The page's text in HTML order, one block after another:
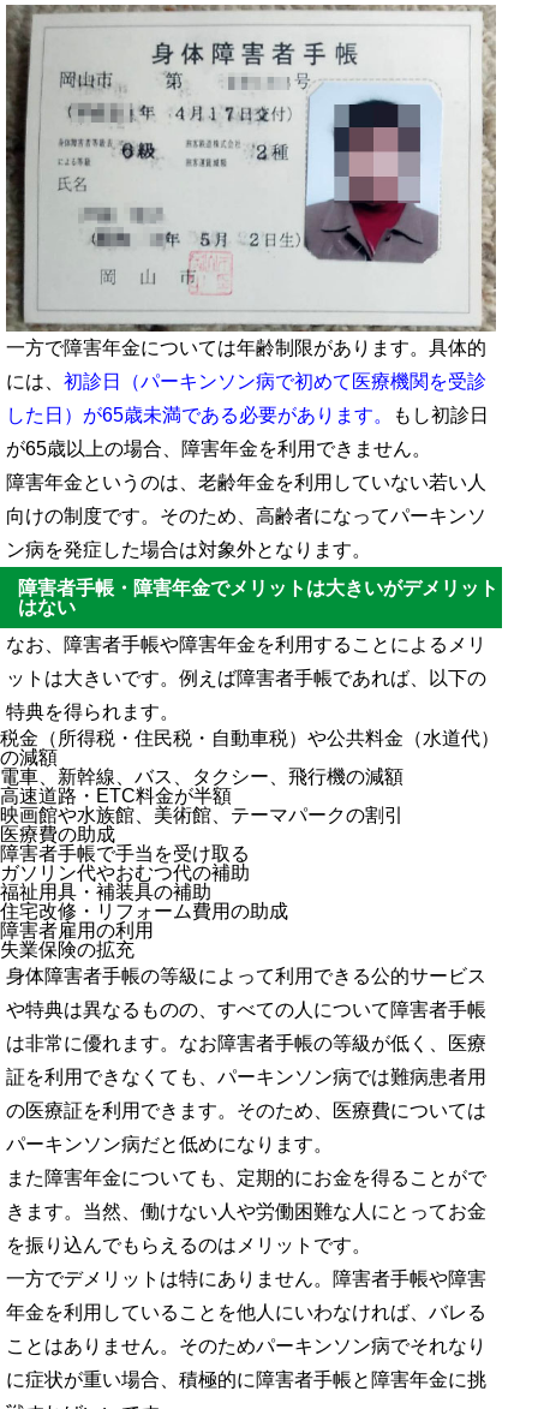
一方で障害年金については年齢制限があります。具体的
には、 初診日（パーキンソン病で初めて医療機関を受診
した日）が65歳未満である必要があります。
もし初診日
が65歳以上の場合、障害年金を利用できません。
障害年金というのは、老齢年金を利用していない若い人
向けの制度です。そのため、高齢者になってパーキンソ
ン病を発症した場合は対象外となります。
障害者手帳・障害年金でメリットは大きいがデメリット
はない
なお、障害者手帳や障害年金を利用することによるメリ
ットは大きいです。例えば障害者手帳であれば、以下の
特典を得られます。
税金（所得税・住民税・自動車税）や公共料金（水道代）
の減額
電車、新幹線、バス、タクシー、飛行機の減額
高速道路・ETC料金が半額
映画館や水族館、美術館、テーマパークの割引
医療費の助成
障害者手帳で手当を受け取る
ガソリン代やおむつ代の補助
福祉用具・補装具の補助
住宅改修・リフォーム費用の助成
障害者雇用の利用
失業保険の拡充
身体障害者手帳の等級によって利用できる公的サービス
や特典は異なるものの、すべての人について障害者手帳
は非常に優れます。なお障害者手帳の等級が低く、医療
証を利用できなくても、パーキンソン病では難病患者用
の医療証を利用できます。そのため、医療費については
パーキンソン病だと低めになります。
また障害年金についても、定期的にお金を得ることがで
きます。当然、働けない人や労働困難な人にとってお金
を振り込んでもらえるのはメリットです。
一方でデメリットは特にありません。障害者手帳や障害
年金を利用していることを他人にいわなければ、バレる
ことはありません。そのためパーキンソン病でそれなり
に症状が重い場合、積極的に障害者手帳と障害年金に挑